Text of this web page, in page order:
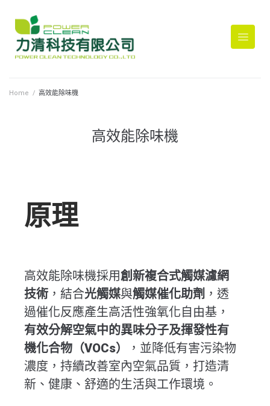
Home / 高效能除味機
高效能除味機
原理
高效能除味機採用創新複合式觸媒濾網
技術 ，結合光觸媒與觸媒催化助劑 ，透
過催化反應產生高活性強氧化自由基，
有效分解空氣中的異味分子及揮發性有
機化合物（VOCs）
，並降低有害污染物
濃度，持續改善室內空氣品質，打造清
新、健康、舒適的生活與工作環境。